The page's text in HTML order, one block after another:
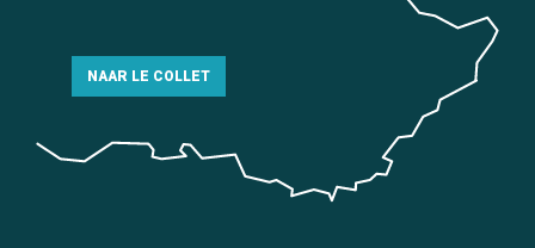
NAAR LE COLLET